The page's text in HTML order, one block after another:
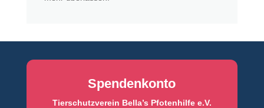
Spendenkonto
Tierschutzverein Bella’s Pfotenhilfe e.V.